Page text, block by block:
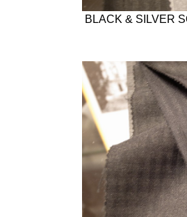
BLACK & SILVER